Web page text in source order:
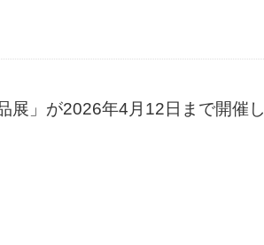
展」が2026年4月12日まで開催し